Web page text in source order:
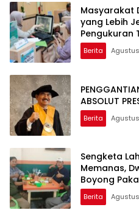
Masyarakat
yang Lebih
Pengukuran
Berita
ABSOLUT
Berita
Sengketa
Memanas,
Boyong
Rupat
Berita